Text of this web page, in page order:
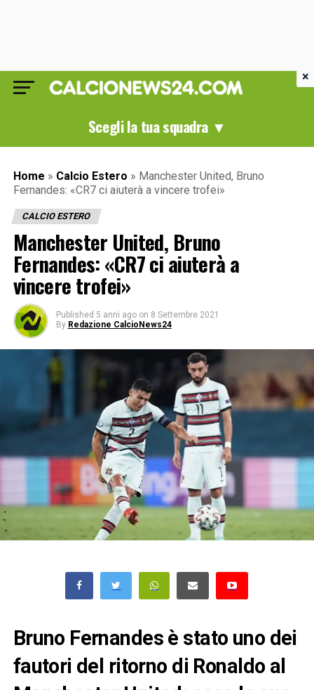
Scegli la tua squadra ▼
Home » Calcio Estero » Manchester United, Bruno
Fernandes: «CR7 ci aiuterà a vincere trofei»
CALCIO ESTERO
Manchester United, Bruno
Fernandes: «CR7 ci aiuterà a
vincere trofei»
Published 5 anni ago on 8 Settembre 2021
By Redazione CalcioNews24
Bruno Fernandes è stato uno dei
fautori del ritorno di Ronaldo al
×